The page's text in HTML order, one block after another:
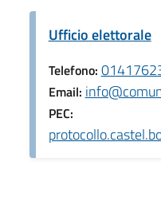
Ufficio elettorale
Telefono:
Email:
PEC: